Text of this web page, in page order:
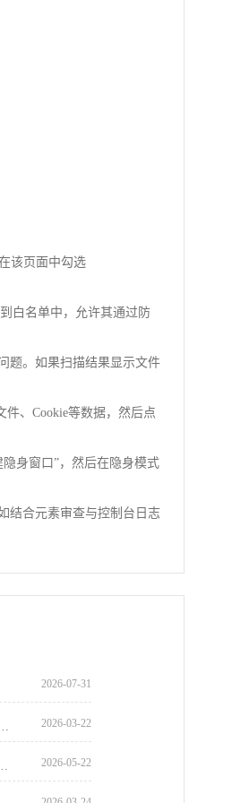
该页面中勾选
白名单中，允许其通过防
题。如果扫描结果显示文件
件、Cookie等数据，然后点
身窗口”，然后在隐身模式
结合元素审查与控制台日志
2026-07-31
析，提供加速策略和安装优化技巧，让用户快速完成浏览器部署。 2026-03-22
置安全参数，有效防止隐私泄露，保障个人信息安全。 2026-05-22